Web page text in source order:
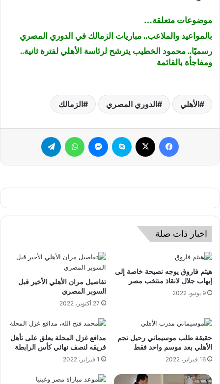
موضوعات متعلقة…
بالمواعيد والملاعب.. مباريات الزمالك في الدوري المصري
رسميًا.. محمود الخطيب يترشح لرئاسة الأهلي لفترة ثانية..
ومفاجأة بالقائمة
الأهلي الدوري المصري الزمالك
فيسبوك سكايب ماسنجر واتساب
اخبار ذات صلة
هيثم فاروق يوجه نصيحة خاصة إلى
إيهاب جلال لانقاذ منتخب مصر
9 يونيو، 2022
تفاصيل مران الأهلي الأخير قبل
السوبر المصري
27 أكتوبر، 2022
حقيقة طلب موسيماني رحيل نجم
الأهلي بعد موسم واحد فقط
16 فبراير، 2022
مدافع غزل المحلة يعلق على تأهل
فريقه لنصف نهائي كأس الرابطة
1 فبراير، 2022